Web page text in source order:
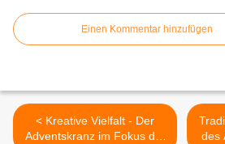
Einen Kommentar hinzufügen
< Kreative Vielfalt - Der
Adventskranz im Fokus der
des